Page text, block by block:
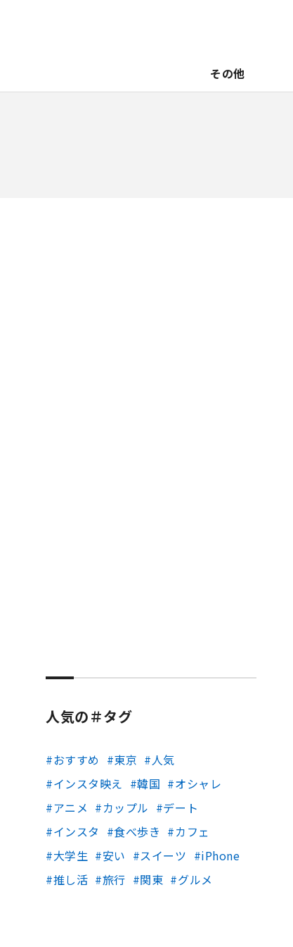
その他
人気の＃タグ
おすすめ 東京
人気
インスタ映え
韓国
オシャレ
アニメ
カップル
デート
インスタ
食べ歩き
カフェ
大学生
安い スイーツ
iPhone
推し活
旅行 関東 グルメ